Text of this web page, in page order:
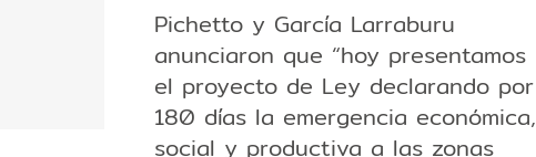
Pichetto y García Larraburu
anunciaron que “hoy presentamos
el proyecto de Ley declarando por
180 días la emergencia económica,
social y productiva a las zonas